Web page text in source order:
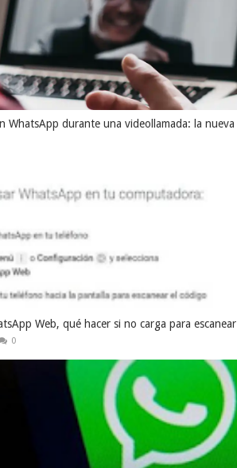
WhatsApp durante una videollamada: la
Web, qué hacer si no carga para
0